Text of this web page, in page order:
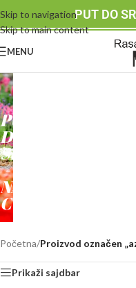
Skip to navigation
Skip to main content
PUT DO
MENU
RASADNIK
MIHALEK
PUT
DO
SREĆE
-
NAŠE
CVEĆE
Početna/Proizvod označen
Prikaži sajdbar